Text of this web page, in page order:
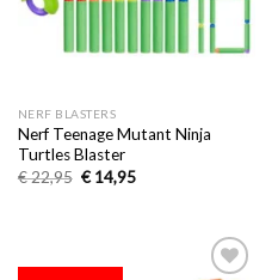
NERF BLASTERS
Nerf Teenage Mutant Ninja
Turtles Blaster
€22,95 €14,95